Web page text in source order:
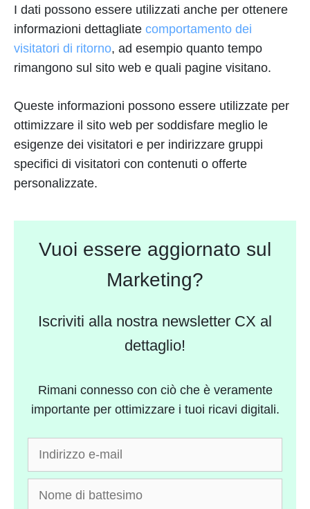
I dati possono essere utilizzati anche per ottenere
informazioni dettagliate comportamento dei
visitatori di ritorno, ad esempio quanto tempo
rimangono sul sito web e quali pagine visitano.
Queste informazioni possono essere utilizzate per
ottimizzare il sito web per soddisfare meglio le
esigenze dei visitatori e per indirizzare gruppi
specifici di visitatori con contenuti o offerte
personalizzate.
Vuoi essere aggiornato sul
Marketing?
Iscriviti alla nostra newsletter CX al
dettaglio!
Rimani connesso con ciò che è veramente
importante per ottimizzare i tuoi ricavi digitali.